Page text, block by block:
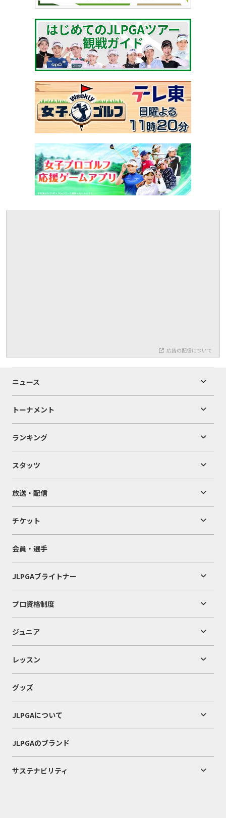
広告の配信について
ニュース
トーナメント
ランキング
スタッツ
放送・配信
チケット
会員・選手
JLPGAブライトナー
プロ資格制度
ジュニア
レッスン
グッズ
JLPGAについて
JLPGAのブランド
サステナビリティ